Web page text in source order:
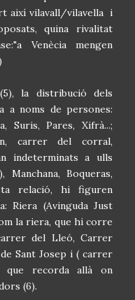
així vilavall/vilavella i
quina rivalitat
Venècia mengen
la distribució dels
a noms de persones:
Suris, Pares, Xifrà...;
carrer del corral,
indeterminats a ulls
Boqueras,
relació, hi figuren
Riera (Avinguda Just
la riera, que hi corre
del Lleó, Carrer
Sant Josep i ( carrer
que recorda allà on
(6).